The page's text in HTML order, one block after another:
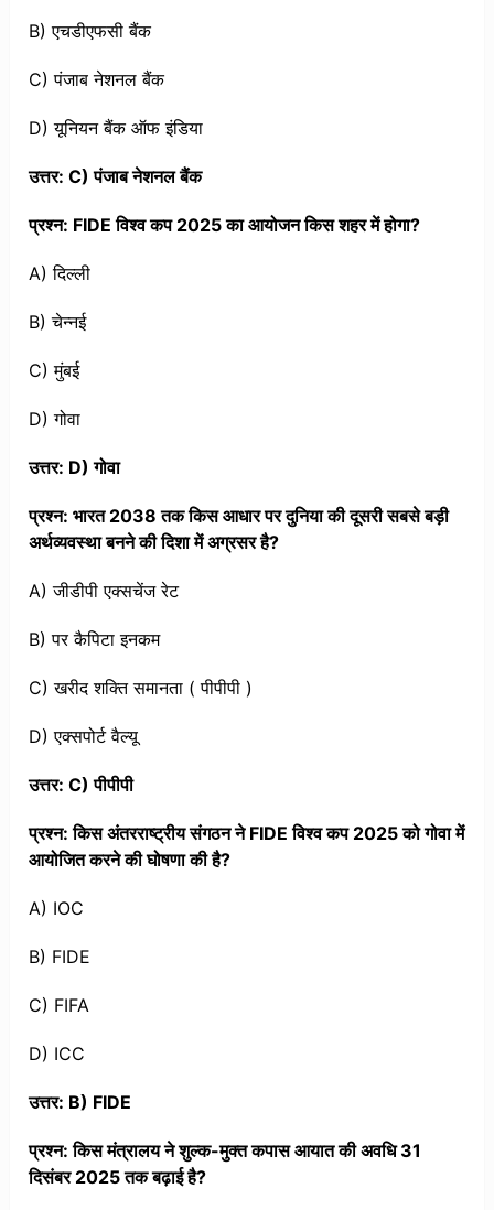
B) एचडीएफसी बैंक
C) पंजाब नेशनल बैंक
D) यूनियन बैंक ऑफ इंडिया
उत्तर: C) पंजाब नेशनल बैंक
प्रश्न: FIDE विश्व कप 2025 का आयोजन किस शहर में होगा?
A) दिल्ली
B) चेन्नई
C) मुंबई
D) गोवा
उत्तर: D) गोवा
प्रश्न: भारत 2038 तक किस आधार पर दुनिया की दूसरी सबसे बड़ी
अर्थव्यवस्था बनने की दिशा में अग्रसर है?
A) जीडीपी एक्सचेंज रेट
B) पर कैपिटा इनकम
C) खरीद शक्ति समानता ( पीपीपी )
D) एक्सपोर्ट वैल्यू
उत्तर: C) पीपीपी
प्रश्न: किस अंतरराष्ट्रीय संगठन ने FIDE विश्व कप 2025 को गोवा में
आयोजित करने की घोषणा की है?
A) IOC
B) FIDE
C) FIFA
D) ICC
उत्तर: B) FIDE
प्रश्न: किस मंत्रालय ने शुल्क-मुक्त कपास आयात की अवधि 31
दिसंबर 2025 तक बढ़ाई है?